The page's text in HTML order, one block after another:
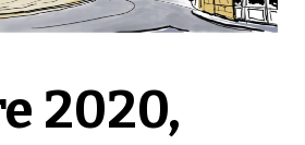
2020,